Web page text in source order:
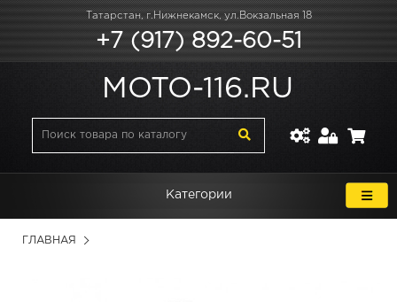
Татарстан, г.Нижнекамск, ул.Вокзальная 18
+7 (917) 892-60-51
MOTO-116.RU
Категории
ГЛАВНАЯ